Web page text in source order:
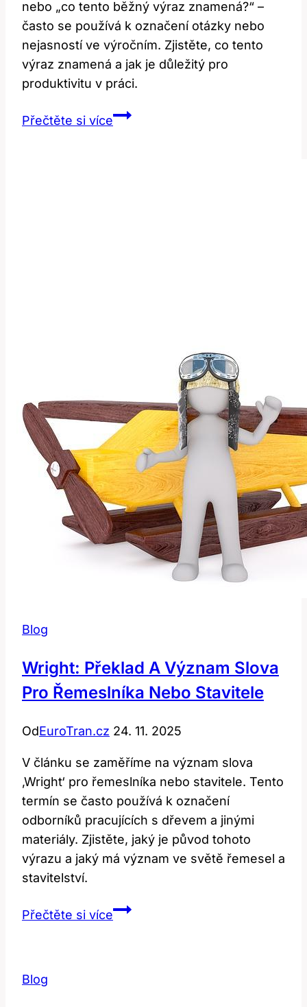
nebo „co tento běžný výraz znamená?“ –
často se používá k označení otázky nebo
nejasností ve výročním. Zjistěte, co tento
výraz znamená a jak je důležitý pro
produktivitu v práci.
Přečtěte si víceAt
Blog
Wright: Překlad A Význam Slova
Pro Řemeslníka Nebo Stavitele
OdEuroTran.cz 24. 11. 2025
V článku se zaměříme na význam slova
‚Wright‘ pro řemeslníka nebo stavitele. Tento
termín se často používá k označení
odborníků pracujících s dřevem a jinými
materiály. Zjistěte, jaký je původ tohoto
výrazu a jaký má význam ve světě řemesel a
stavitelství.
Přečtěte si víceWright:
Blog